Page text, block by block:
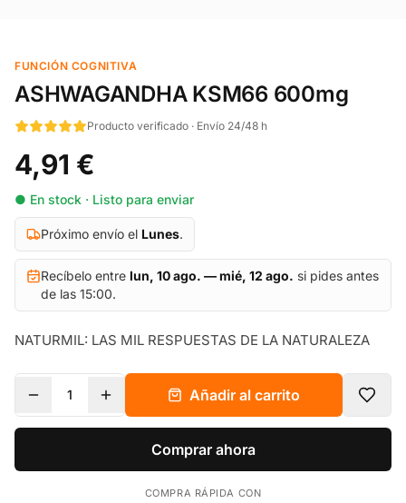
FUNCIÓN COGNITIVA
ASHWAGANDHA KSM66 600mg
Producto verificado · Envío 24/48 h
4,91 €
● En stock · Listo para enviar
Próximo envío el Lunes.
Recíbelo entre lun, 10 ago. — mié, 12 ago. si pides antes
de las 15:00.
NATURMIL: LAS MIL RESPUESTAS DE LA NATURALEZA
1 Añadir al carrito
Comprar ahora
COMPRA RÁPIDA CON